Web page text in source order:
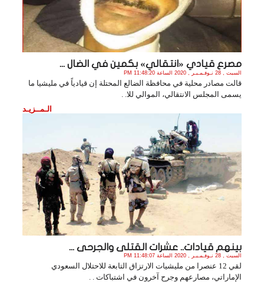
مصرع قيادي «انتقالي» بكمين في الضال ...
السبت , 28 نـوفـمـبـر , 2020 الساعة 11:48:20 PM
قالت مصادر محلية في محافظة الضالع المحتلة إن قيادياً في مليشيا ما
يسمى المجلس الانتقالي، الموالي للا. .
الـمــزيـد
بينهم قيادات.. عشرات القتلى والجرحى ...
السبت , 28 نـوفـمـبـر , 2020 الساعة 11:48:07 PM
لقي 12 عنصرا من مليشيات الارتزاق التابعة للاحتلال السعودي
الإماراتي، مصارعهم وجرح آخرون في اشتباكات . .